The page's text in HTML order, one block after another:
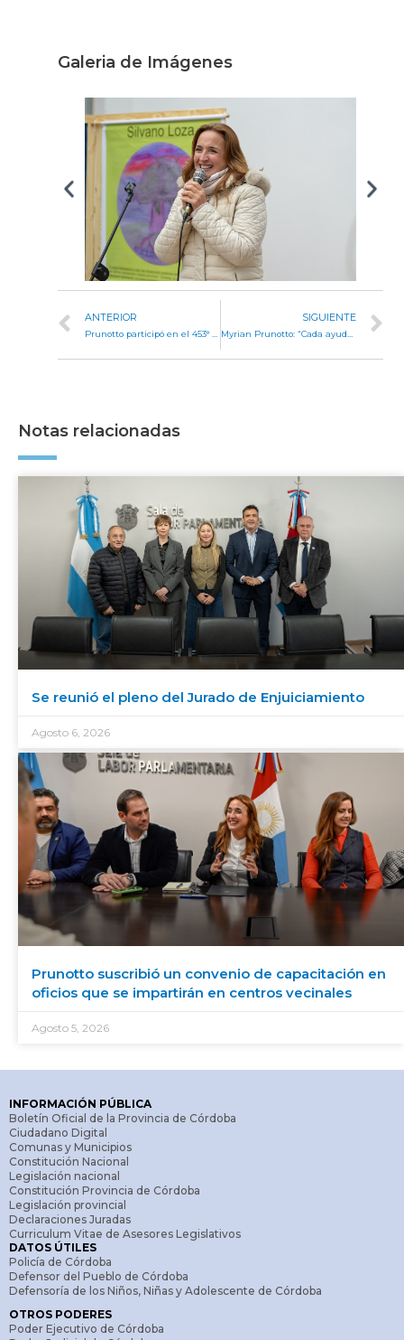
Galeria de Imágenes
ANTERIOR SIGUIENTE
Notas relacionadas
Se reunió el pleno del Jurado de Enjuiciamiento
Agosto 6, 2026
Prunotto suscribió un convenio de capacitación en
oficios que se impartirán en centros vecinales
Agosto 5, 2026
INFORMACIÓN PÚBLICA
Boletín Oficial de la Provincia de Córdoba
Ciudadano Digital
Comunas y Municipios
Constitución Nacional
Legislación nacional
Constitución Provincia de Córdoba
Legislación provincial
Declaraciones Juradas
Curriculum Vitae de Asesores Legislativos
DATOS ÚTILES
Policía de Córdoba
Defensor del Pueblo de Córdoba
Defensoría de los Niños, Niñas y Adolescente de Córdoba
OTROS PODERES
Poder Ejecutivo de Córdoba